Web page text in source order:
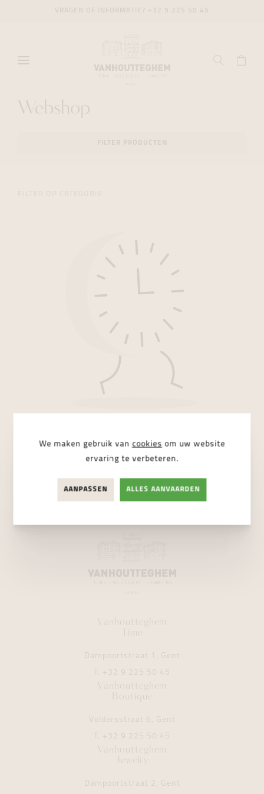
Webshop
Sorry, we konden geen resultaten
terugvinden.
Vanhoutteghem
Time
Dampoortstraat 1, Gent
T. +32 9 225 50 45
Vanhoutteghem
Boutique
Voldersstraat 6, Gent
T. +32 9 225 50 45
Vanhoutteghem
Jewelry
Dampoortstraat 2, Gent
We maken gebruik van cookies om uw website
ervaring te verbeteren.
AANPASSEN ALLES AANVAARDEN